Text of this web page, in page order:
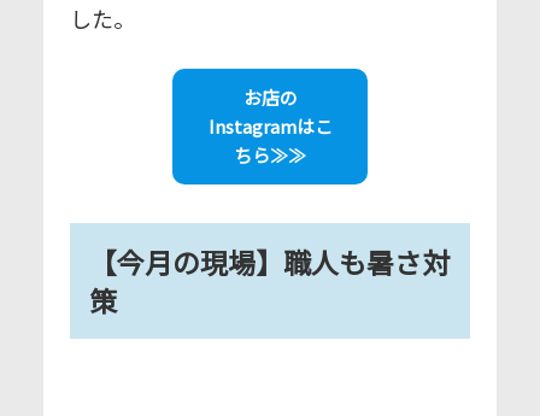
した。
お店の
Instagramはこ
ちら≫≫
【今月の現場】職人も暑さ対
策